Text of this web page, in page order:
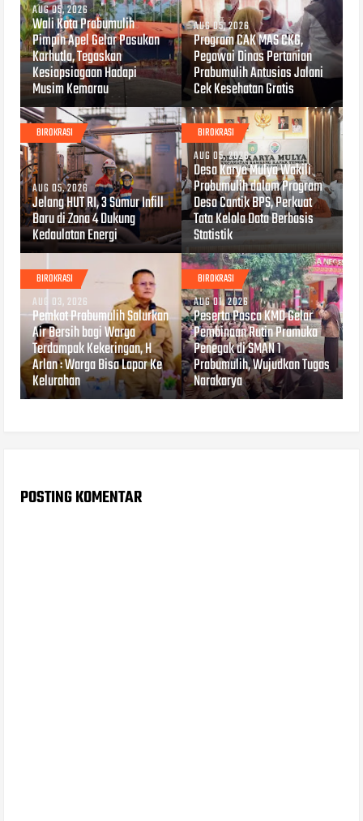
AUG 05, 2026
Wali Kota Prabumulih
Pimpin Apel Gelar Pasukan
Karhutla, Tegaskan
Kesiapsiagaan Hadapi
Musim Kemarau
AUG 05, 2026
Program CAK MAS CKG,
Pegawai Dinas Pertanian
Prabumulih Antusias Jalani
Cek Kesehatan Gratis
BIROKRASI
AUG 05, 2026
Jelang HUT RI, 3 Sumur Infill
Baru di Zona 4 Dukung
Kedaulatan Energi
BIROKRASI
AUG 05, 2026
Desa Karya Mulya Wakili
Prabumulih dalam Program
Desa Cantik BPS, Perkuat
Tata Kelola Data Berbasis
Statistik
BIROKRASI
AUG 03, 2026
Pemkot Prabumulih Salurkan
Air Bersih bagi Warga
Terdampak Kekeringan, H
Arlan : Warga Bisa Lapor Ke
Kelurahan
BIROKRASI
AUG 01, 2026
Peserta Pasca KMD Gelar
Pembinaan Rutin Pramuka
Penegak di SMAN 1
Prabumulih, Wujudkan Tugas
Narakarya
POSTING KOMENTAR